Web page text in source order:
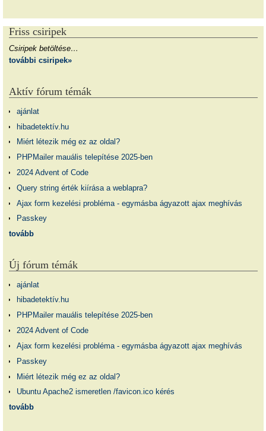
Friss csiripek
Csiripek betöltése…
további csiripek»
Aktív fórum témák
ajánlat
hibadetektív.hu
Miért létezik még ez az oldal?
PHPMailer mauális telepítése 2025-ben
2024 Advent of Code
Query string érték kiírása a weblapra?
Ajax form kezelési probléma - egymásba ágyazott ajax meghívás
Passkey
tovább
Új fórum témák
ajánlat
hibadetektív.hu
PHPMailer mauális telepítése 2025-ben
2024 Advent of Code
Ajax form kezelési probléma - egymásba ágyazott ajax meghívás
Passkey
Miért létezik még ez az oldal?
Ubuntu Apache2 ismeretlen /favicon.ico kérés
tovább